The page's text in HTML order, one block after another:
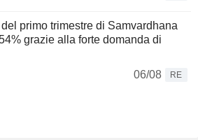
primo trimestre di Samvardhana
grazie alla forte domanda di
06/08
RE